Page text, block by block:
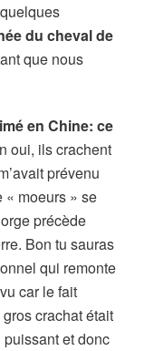
du cheval de
que nous
en Chine: ce
oui, ils crachent
prévenu
« moeurs » se
précède
Bon tu sauras
qui remonte
car le fait
crachat était
puissant et donc